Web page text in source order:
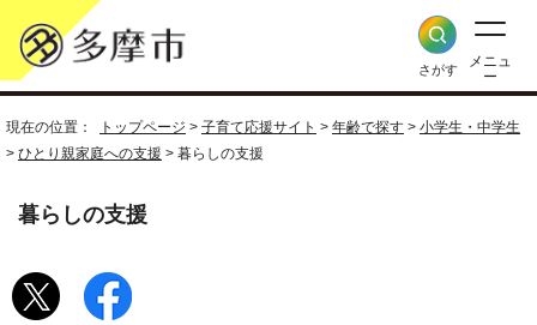
さがす
メニュ
ー
現在の位置： トップページ > 子育て応援サイト > 年齢で探す > 小学生・中学生
> ひとり親家庭への支援 > 暮らしの支援
暮らしの支援